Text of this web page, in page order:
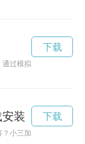
过模拟地球自转和公
下载
装
小三加速器app官方
下载